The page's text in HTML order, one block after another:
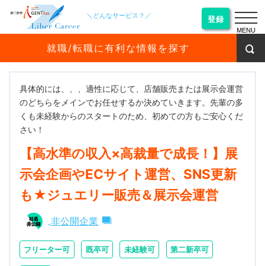
＼どんなサービス？／ 登録
就職/転職に有利な情報を探す
具体的には、、、適性に応じて、店舗販売または展示会運営
のどちらをメインでお任せするか決めていきます。先輩の多
くも未経験からのスタートのため、初めての方もご安心くだ
さい！
【高水準の収入×高裁量で成長！】展
示会企画やECサイト運営、SNS更新
も★ジュエリー販売＆展示会運営
非公開企業
フリーター可 既卒可 未経験可 第二新卒可
MENU